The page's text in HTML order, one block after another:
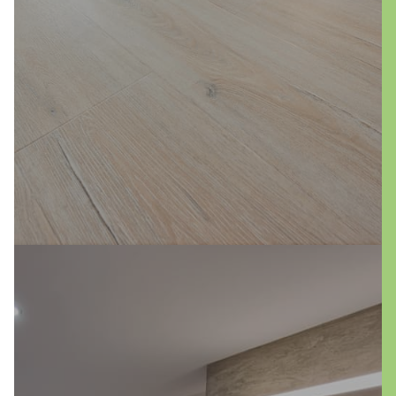
mehr erfahren
Entdecken Sie die zeitgemäße Eleganz von
fugenlosen Badezimmern! Diese moderne
Gestaltungsform verzichtet auf störende